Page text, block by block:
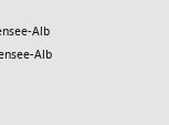
Alb
Alb